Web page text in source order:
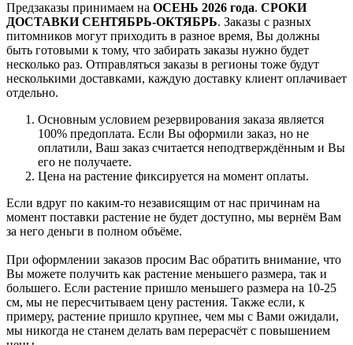
Предзаказы принимаем на ОСЕНЬ 2026 года. СРОКИ
ДОСТАВКИ СЕНТЯБРЬ-ОКТЯБРЬ. Заказы с разных
питомников могут приходить в разное время, Вы должны
быть готовыми к тому, что забирать заказы нужно будет
несколько раз. Отправляться заказы в регионы тоже будут
несколькими доставками, каждую доставку клиент оплачивает
отдельно.
Основным условием резервирования заказа является
100% предоплата. Если Вы оформили заказ, но не
оплатили, Ваш заказ считается неподтверждённым и Вы
его не получаете.
Цена на растение фиксируется на момент оплаты.
Если вдруг по каким-то независящим от нас причинам на
момент поставки растение не будет доступно, мы вернём Вам
за него деньги в полном объёме.
При оформлении заказов просим Вас обратить внимание, что
Вы можете получить как растение меньшего размера, так и
большего. Если растение пришло меньшего размера на 10-25
см, мы не пересчитываем цену растения. Также если, к
примеру, растение пришло крупнее, чем мы с Вами ожидали,
мы никогда не станем делать вам перерасчёт с повышением